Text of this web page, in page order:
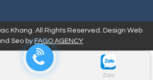
Zalo
Khang. All Rights Reserved. Design Web
Seo by FAGO AGENCY